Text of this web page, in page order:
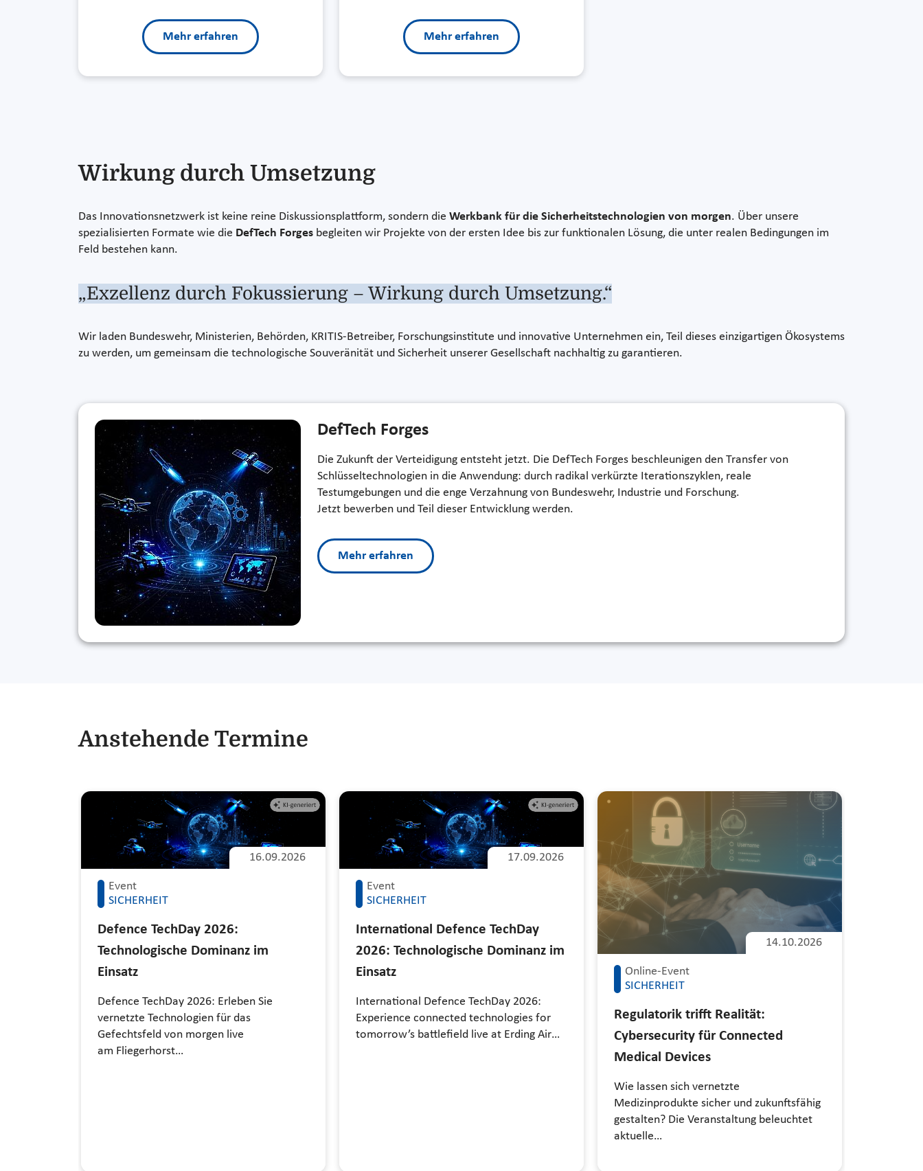
Mehr erfahren Mehr erfahren
Wirkung durch Umsetzung
Das Innovationsnetzwerk ist keine reine Diskussionsplattform, sondern die Werkbank für die Sicherheitstechnologien von morgen. Über unsere
spezialisierten Formate wie die DefTech Forges begleiten wir Projekte von der ersten Idee bis zur funktionalen Lösung, die unter realen Bedingungen im
Feld bestehen kann.
„Exzellenz durch Fokussierung – Wirkung durch Umsetzung.“
Wir laden Bundeswehr, Ministerien, Behörden, KRITIS-Betreiber, Forschungsinstitute und innovative Unternehmen ein, Teil dieses einzigartigen Ökosystems
zu werden, um gemeinsam die technologische Souveränität und Sicherheit unserer Gesellschaft nachhaltig zu garantieren.
DefTech Forges
Die Zukunft der Verteidigung entsteht jetzt. Die DefTech Forges beschleunigen den Transfer von
Schlüsseltechnologien in die Anwendung: durch radikal verkürzte Iterationszyklen, reale
Testumgebungen und die enge Verzahnung von Bundeswehr, Industrie und Forschung.
Jetzt bewerben und Teil dieser Entwicklung werden.
Mehr erfahren
Anstehende Termine
Event
SICHERHEIT
16.09.2026
Defence TechDay 2026:
Technologische Dominanz im
Einsatz
Defence TechDay 2026: Erleben Sie
vernetzte Technologien für das
Gefechtsfeld von morgen live
am Fliegerhorst…
Event
SICHERHEIT
17.09.2026
International Defence TechDay
2026: Technologische Dominanz im
Einsatz
International Defence TechDay 2026:
Experience connected technologies for
tomorrow’s battlefield live at Erding Air…
Online-Event
SICHERHEIT
14.10.2026
Regulatorik trifft Realität:
Cybersecurity für Connected
Medical Devices
Wie lassen sich vernetzte
Medizinprodukte sicher und zukunftsfähig
gestalten? Die Veranstaltung beleuchtet
aktuelle…